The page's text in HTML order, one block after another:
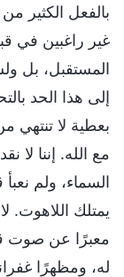
بالفعل الكثير من
غير راغبين في
المستقبل، بل
إلى هذا الحد
بعطية لا تنتهي
مع الله. إننا لا
السماء، ولم
يمتلك اللاهوت.
معبرًا عن صوت
له، ومظهرًا